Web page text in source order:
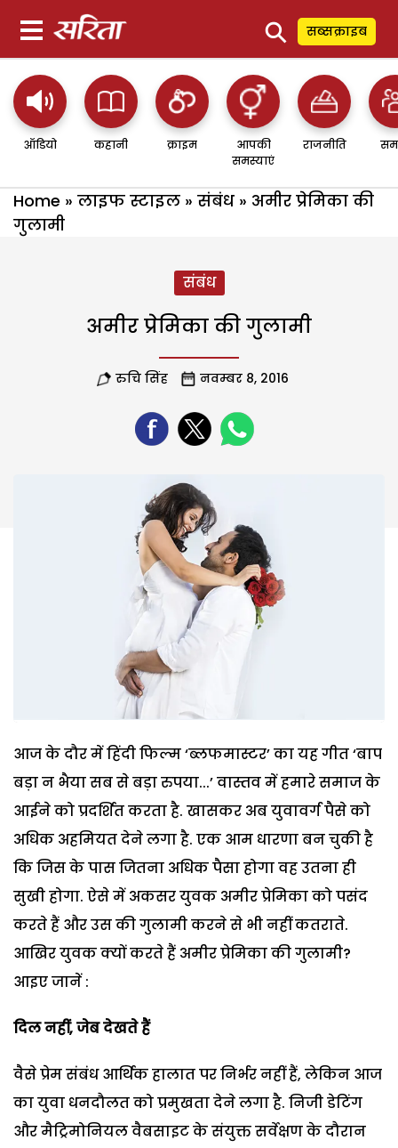
⚲ सब्सक्राइब
ऑडियो कहानी क्राइम
आपकी
समस्याएं
राजनीति
Home » लाइफ स्टाइल » संबंध » अमीर प्रेमिका की
गुलामी
संबंध
अमीर प्रेमिका की गुलामी
रुचि सिंह नवम्बर 8, 2016
आज के दौर में हिंदी फिल्म ‘ब्लफमास्टर’ का यह गीत ‘बाप
बड़ा न भैया सब से बड़ा रुपया...’ वास्तव में हमारे समाज के
आईने को प्रदर्शित करता है. खासकर अब युवावर्ग पैसे को
अधिक अहमियत देने लगा है. एक आम धारणा बन चुकी है
कि जिस के पास जितना अधिक पैसा होगा वह उतना ही
सुखी होगा. ऐसे में अकसर युवक अमीर प्रेमिका को पसंद
करते हैं और उस की गुलामी करने से भी नहीं कतराते.
आखिर युवक क्यों करते हैं अमीर प्रेमिका की गुलामी?
आइए जानें :
दिल नहीं, जेब देखते हैं
वैसे प्रेम संबंध आर्थिक हालात पर निर्भर नहीं हैं, लेकिन आज
का युवा धनदौलत को प्रमुखता देने लगा है. निजी डेटिंग
और मैट्रिमोनियल वैबसाइट के संयुक्त सर्वेक्षण के दौरान